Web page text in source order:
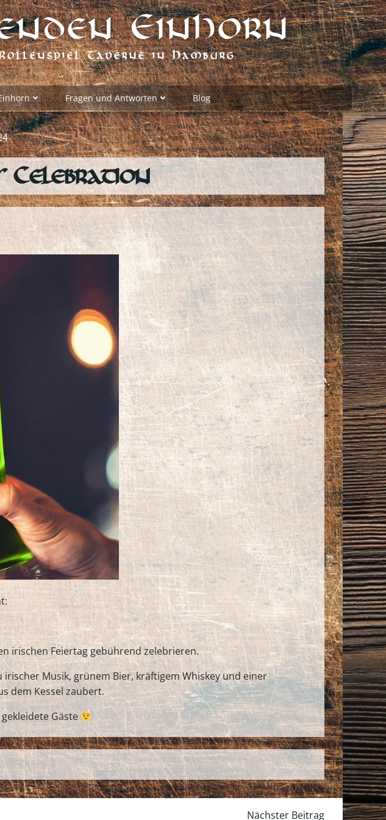
Einhorn
Taverne in Hamburg
Fragen und Antworten Blog
Celebration
irischen Feiertag gebührend zelebrieren.
irischer Musik, grünem Bier, kräftigem Whiskey und einer
dem Kessel zaubert.
Gäste
Nächster Beitrag